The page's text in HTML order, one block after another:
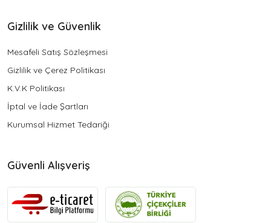
Gizlilik ve Güvenlik
Mesafeli Satış Sözleşmesi
Gizlilik ve Çerez Politikası
K.V.K Politikası
İptal ve İade Şartları
Kurumsal Hizmet Tedariği
Güvenli Alışveriş